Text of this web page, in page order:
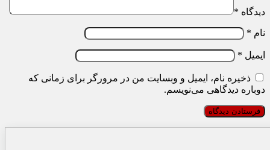
دیدگاه *
نام *
ایمیل *
ذخیره نام، ایمیل و وبسایت من در مرورگر برای زمانی که
دوباره دیدگاهی می‌نویسم.